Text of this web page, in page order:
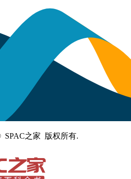
SPAC之家 版权所有.